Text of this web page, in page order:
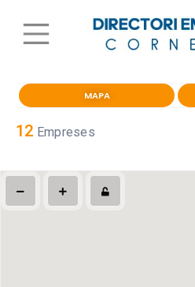
MAPA
12 Empreses